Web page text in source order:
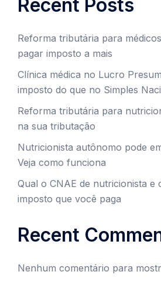
Recent Posts
Reforma tributária para
pagar imposto a mais
Clínica médica no Lucro
imposto do que no Simples
Reforma tributária para
na sua tributação
Nutricionista autônomo pode
Veja como funciona
Qual o CNAE de nutricionista e
imposto que você paga
Recent
Nenhum comentário para